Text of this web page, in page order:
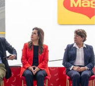
Farmacéuticos
sus siglas en inglés)
de Amé